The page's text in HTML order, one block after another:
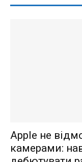
Apple не
камерами: